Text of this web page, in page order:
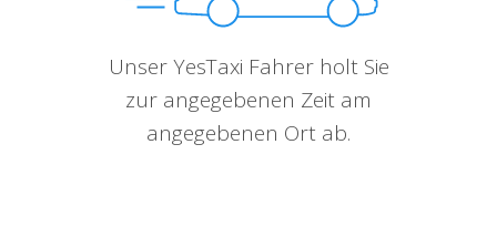
Unser YesTaxi Fahrer holt Sie
zur angegebenen Zeit am
angegebenen Ort ab.